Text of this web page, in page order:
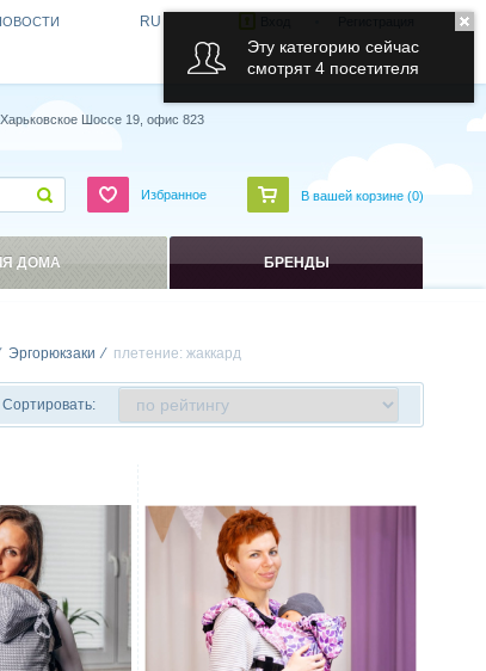
Эргорюкзаки плетение: жаккард
Сортировать:
RU
Шоссе 19, офис 823
Избранное В вашей корзине (0)
ДОМА БРЕНДЫ
Эту категорию сейчас
смотрят 4 посетителя